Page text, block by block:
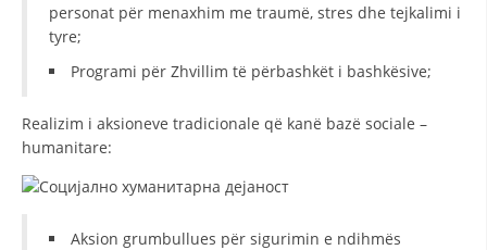
PROMOVIMI I VLERAVE HUMANE
PËRGATITSHMËRI DHE VEPRIM GJATË KATASTROFAVE
personat për menaxhim me traumë, stres dhe tejkalimi i
tyre;
Programi për Zhvillim të përbashkët i bashkësive;
Realizim i aksioneve tradicionale që kanë bazë sociale –
humanitare:
Aksion grumbullues për sigurimin e ndihmës